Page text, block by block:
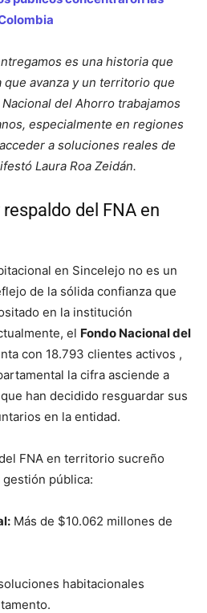
es una historia que
que avanza y un territorio que
del Ahorro trabajamos
especialmente en regiones
a soluciones reales de
Laura Roa Zeidán.
del FNA en
en Sincelejo no es un
de la sólida confianza que
en la institución
el Fondo Nacional del
con 18.793 clientes activos ,
la cifra asciende a
han decidido resguardar sus
en la entidad.
FNA en territorio sucreño
pública:
Más de $10.062 millones de
habitacionales
.